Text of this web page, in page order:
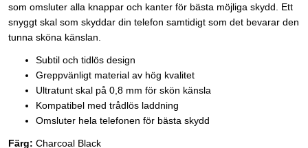
som omsluter alla knappar och kanter för bästa möjliga skydd. Ett
snyggt skal som skyddar din telefon samtidigt som det bevarar den
tunna sköna känslan.
Subtil och tidlös design
Greppvänligt material av hög kvalitet
Ultratunt skal på 0,8 mm för skön känsla
Kompatibel med trådlös laddning
Omsluter hela telefonen för bästa skydd
Färg: Charcoal Black